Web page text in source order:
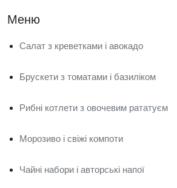
Меню
Салат з креветками і авокадо
Брускети з томатами і базиліком
Рибні котлети з овочевим рататуєм
Морозиво і свіжі компоти
Чайні набори і авторські напої